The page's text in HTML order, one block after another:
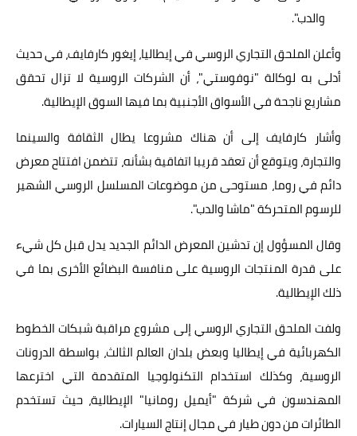
والدب".
وأعلن الملحق التجاري الروسي في إيطاليا، إيغور كارفايف، في حديث
أدلى به لوكالة "نوفوستي"، أن الشركات الروسية لا تزال تحقق
مشاريع ناجحة في الأسواق الأجنبية بما فيها السوق الإيطالية.
وأشار كارفايف إلى أن هناك مشروعا يطال الثقافة والسينما
والتجارة، ويتوقع أن تعقد قريبا اتفاقية بشأنه، تتضمن افتتاح معرض
دائم في روما، مستوحى من موضوعات المسلسل الروسي الشهير
للرسوم المتحركة "ماشا والدب".
وقال المسؤول إن تدشين المعرض الدائم الجديد يدل قبل كل شيء
على قدرة المنتجات الروسية على منافسة البضائع الأخرى بما في
ذلك الإيطالية.
ولفت الملحق التجاري الروسي إلى مشروع مراقبة شبكات الخطوط
الكهربائية في إيطاليا وبعض بلدان العالم الثالث، بواسطة الدرونات
الروسية، وكذلك استخدام التكنولوجيا المتقدمة التي اخترعها
المهندسون في شركة "أيميل رومانيا" الإيطالية، حيث تستخدم
الطائرات من دون طيار في مجال إنتاج السيارات.